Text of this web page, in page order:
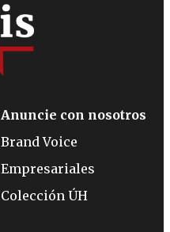
Anuncie con nosotros
Brand Voice
Empresariales
Colección ÚH